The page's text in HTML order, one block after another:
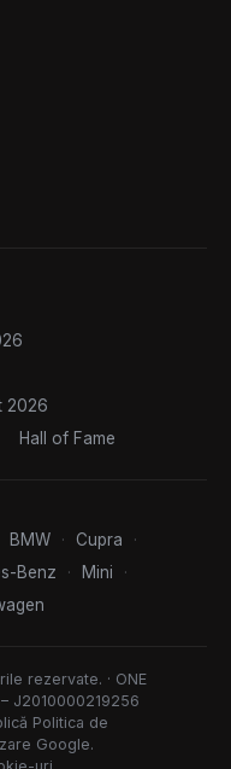
2026
Hall of Fame
BMW · Cupra
·
Benz · Mini
·
rezervate. · ONE
J2010000219256
Politica de
Google.